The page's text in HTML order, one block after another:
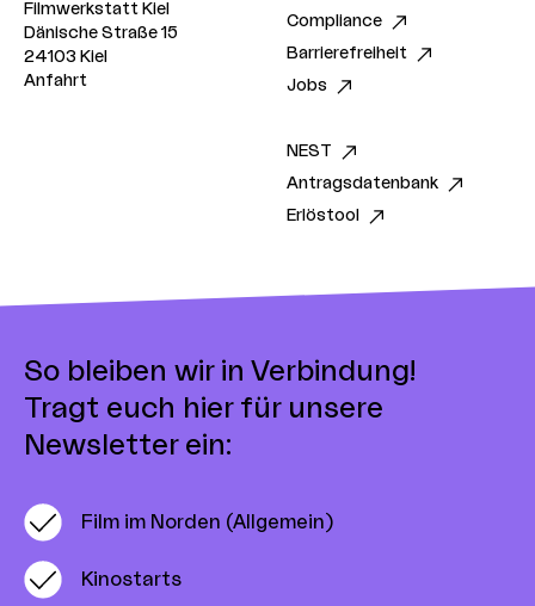
So bleiben wir in Verbindung!
Tragt euch hier für unsere
Newsletter ein:
Film im Norden (Allgemein)
Kinostarts
Filmwerkstatt Kiel
Dänische Straße 15
24103 Kiel
Anfahrt
Compliance
Barrierefreiheit
Jobs
NEST
Antragsdatenbank
Erlöstool